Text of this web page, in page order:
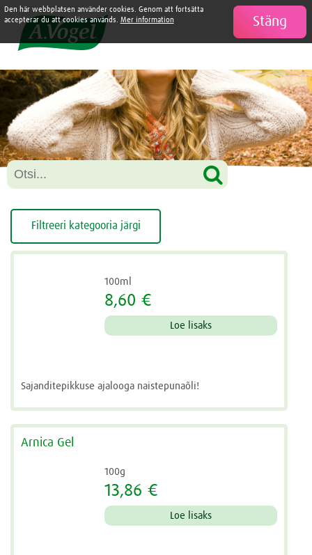

Filtreeri kategooria järgi
100ml
8,60 €
Loe lisaks
Sajanditepikkuse ajalooga naistepunaõli!
Arnica Gel
100g
13,86 €
Loe lisaks
Stäng
Den här webbplatsen använder cookies. Genom att fortsätta
accepterar du att cookies används. Mer information